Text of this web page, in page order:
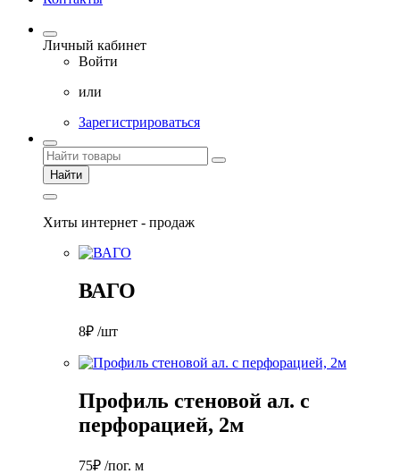
Личный кабинет
Войти
или
Зарегистрироваться
Найти
Хиты интернет - продаж
ВАГО
8₽ /шт
Профиль стеновой ал. с
перфорацией, 2м
75₽ /пог. м